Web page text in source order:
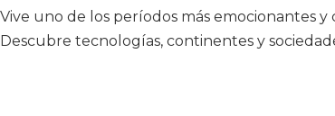
Vive uno de los períodos más emocionantes y
Descubre tecnologías, continentes y